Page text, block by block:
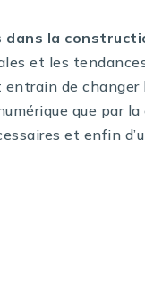
dans la
et les
de
que par
et enfin